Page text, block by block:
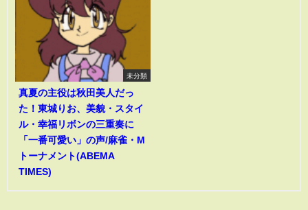
未分類
真夏の主役は秋田美人だっ
た！東城りお、美貌・スタイ
ル・幸福リボンの三重奏に
「一番可愛い」の声/麻雀・M
トーナメント(ABEMA
TIMES)